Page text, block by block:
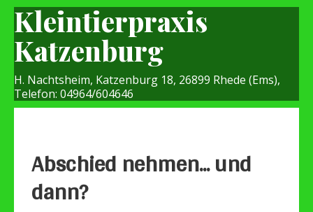
Kleintierpraxis
Katzenburg
H. Nachtsheim, Katzenburg 18, 26899 Rhede (Ems),
Telefon: 04964/604646
Abschied nehmen... und
dann?